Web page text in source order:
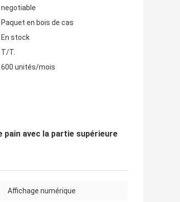
negotiable
Paquet en bois de cas
En stock
T/T.
600 unités/mois
avec la partie supérieure
Affichage numérique